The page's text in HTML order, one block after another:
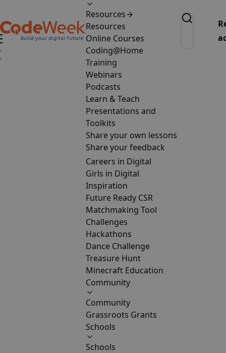
Resources
Resources
Online Courses
Coding@Home
Training
Webinars
Podcasts
Learn & Teach
Presentations and
Toolkits
Share your own lessons
Share your feedback
Careers in Digital
Girls in Digital
Inspiration
Future Ready CSR
Matchmaking Tool
Challenges
Hackathons
Dance Challenge
Treasure Hunt
Minecraft Education
Community
Community
Grassroots Grants
Schools
Schools